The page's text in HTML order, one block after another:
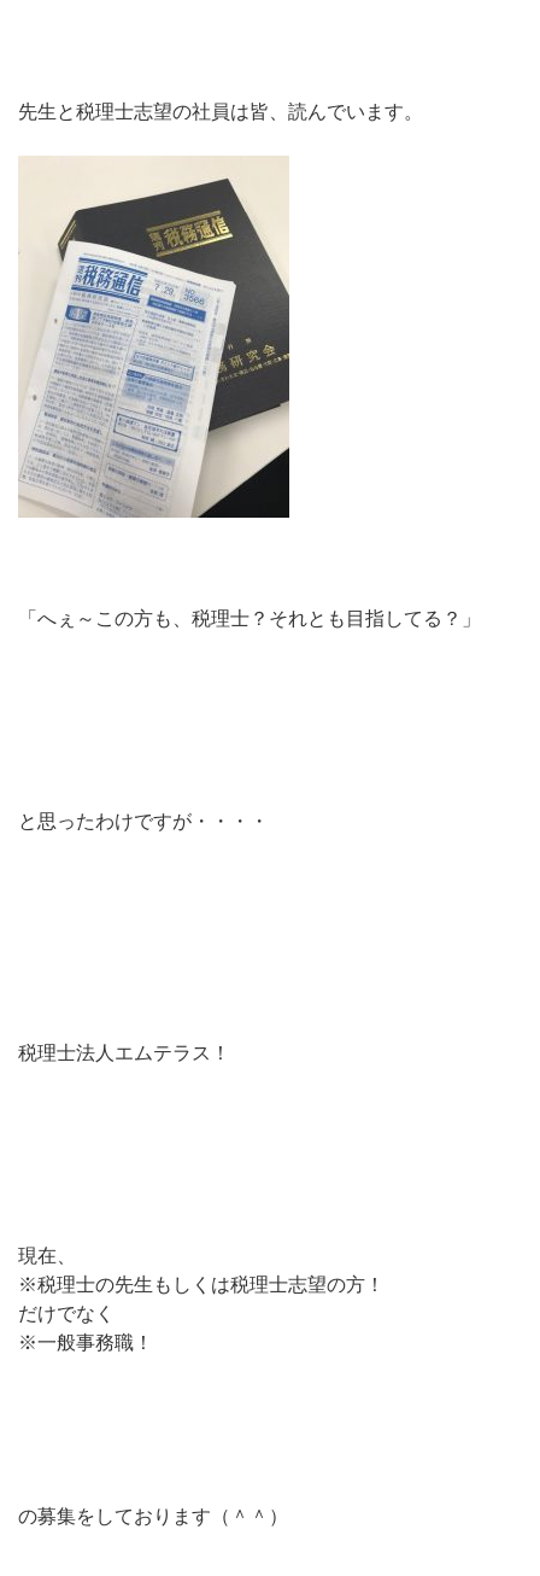
先生と税理士志望の社員は皆、読んでいます。
「へぇ～この方も、税理士？それとも目指してる？」
と思ったわけですが・・・・
税理士法人エムテラス！
現在、
※税理士の先生もしくは税理士志望の方！
だけでなく
※一般事務職！
の募集をしております（＾＾）